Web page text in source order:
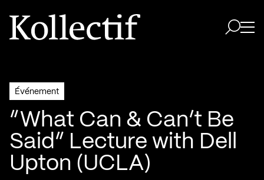
Aller à la page d'accueil
Logo Kollectif
Événement
“What Can & Can’t Be
Said” Lecture with Dell
Upton (UCLA)